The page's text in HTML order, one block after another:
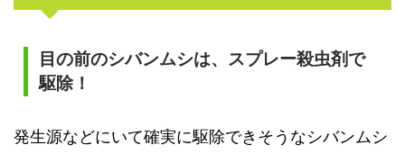
目の前のシバンムシは、スプレー殺虫剤で
駆除！
発生源などにいて確実に駆除できそうなシバンムシ